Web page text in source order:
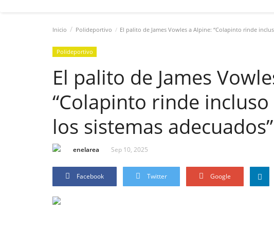
Inicio Polideportivo El palito de James Vowles a Alpine: “Colapinto rinde
Polideportivo
El palito de James
“Colapinto rinde
los sistemas adecuados”
enelarea Sep 10, 2025
Facebook Twitter Google